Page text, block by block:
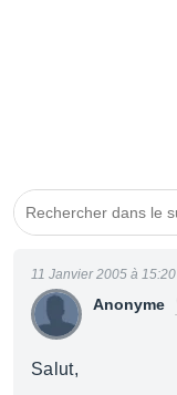
Anonyme
11 Janvier 2005 à 15:20
Salut,